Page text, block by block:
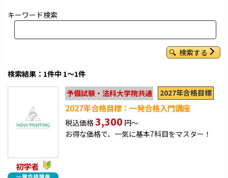
キーワード検索
検索する
検索結果：1件中 1～1件
初学者
予備試験・法科大学院共通 2027年合格目標
2027年合格目標：一発合格入門講座
税込価格3,300 円～
お得な価格で、一気に基本7科目をマスター！